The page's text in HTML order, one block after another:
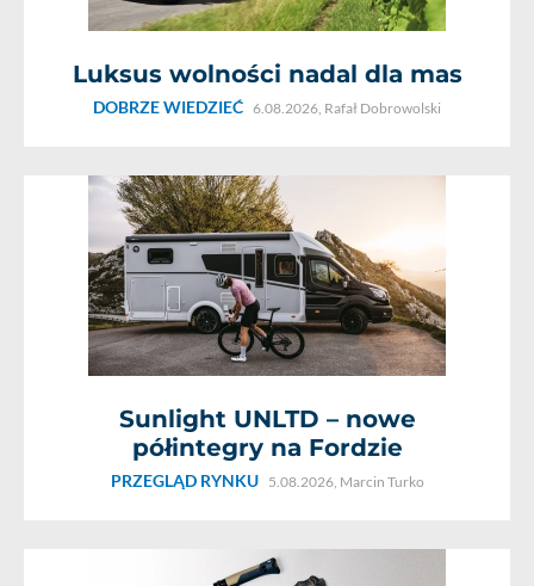
Luksus wolności nadal dla mas
DOBRZE WIEDZIEĆ 6.08.2026, Rafał Dobrowolski
Sunlight UNLTD – nowe
półintegry na Fordzie
PRZEGLĄD RYNKU 5.08.2026, Marcin Turko